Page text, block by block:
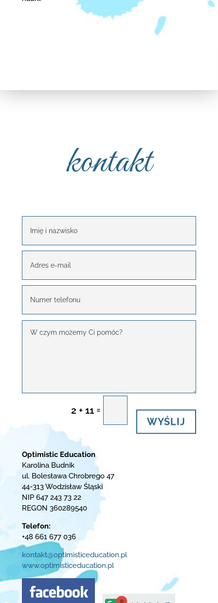
kontakt
2 + 11 =
WYŚLIJ
Optimistic Education
Karolina Budnik
ul. Bolesława Chrobrego 47
44-313 Wodzisław Śląski
NIP 647 243 73 22
REGON 360289540
Telefon:
+48 661 677 036
kontakt@optimisticeducation.pl
www.optimisticeducation.pl